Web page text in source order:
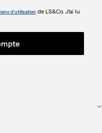
d’utilisation de LS&Co. J’ai lu